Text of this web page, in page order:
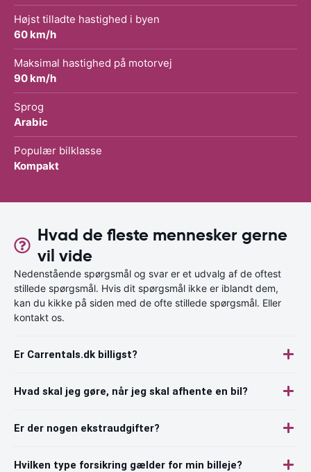
Højst tilladte hastighed i byen
60 km/h
Maksimal hastighed på motorvej
90 km/h
Sprog
Arabic
Populær bilklasse
Kompakt
Hvad de fleste mennesker gerne
vil vide
Nedenstående spørgsmål og svar er et udvalg af de oftest
stillede spørgsmål. Hvis dit spørgsmål ikke er iblandt dem,
kan du kikke på siden med de ofte stillede spørgsmål. Eller
kontakt os.
Er Carrentals.dk billigst?
Hvad skal jeg gøre, når jeg skal afhente en bil?
Er der nogen ekstraudgifter?
Hvilken type forsikring gælder for min billeje?